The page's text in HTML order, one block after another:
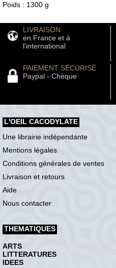
Poids : 1300 g
LIVRAISON
en France et à
l'international
PAIEMENT SÉCURISÉ
Paypal - Chèque
L'OEIL CACODYLATE
Une librairie indépendante
Mentions légales
Conditions générales de ventes
Livraison et retours
Aide
Nous contacter
THEMATIQUES
ARTS
LITTERATURES
IDEES